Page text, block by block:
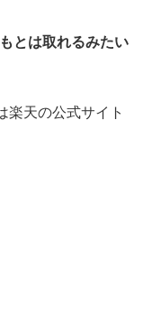
とは取れるみたい
楽天の公式サイト